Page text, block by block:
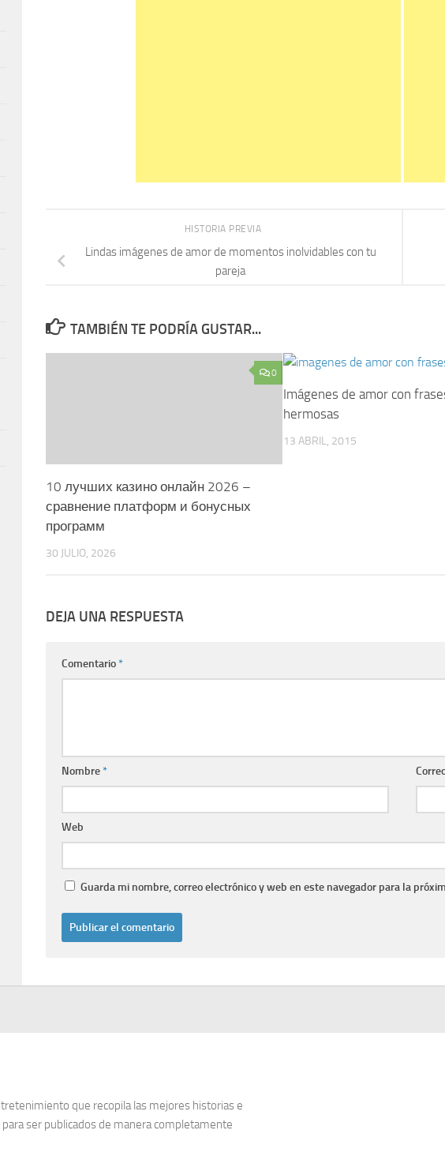
HISTORIA PREVIA
Lindas imágenes de amor de momentos inolvidables con tu
pareja
TAMBIÉN TE PODRÍA GUSTAR...
0
10 лучших казино онлайн 2026 –
сравнение платформ и бонусных
программ
30 JULIO, 2026
Imágenes de amor con
hermosas
13 ABRIL, 2015
DEJA UNA RESPUESTA
Comentario*
Nombre*
Web
Guarda mi nombre, correo electrónico y web en este navegador para la
que recopila las mejores historias e
ser publicados de manera completamente